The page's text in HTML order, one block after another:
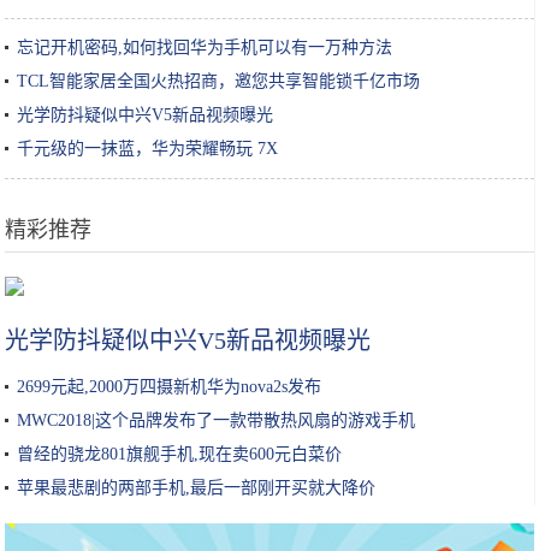
忘记开机密码,如何找回华为手机可以有一万种方法
TCL智能家居全国火热招商，邀您共享智能锁千亿市场
光学防抖疑似中兴V5新品视频曝光
千元级的一抹蓝，华为荣耀畅玩 7X
精彩推荐
秋天护肤攻略，这些必备水乳就差你没有了！唤醒肌肤活力只需4步
光学防抖疑似中兴V5新品视频曝光
2699元起,2000万四摄新机华为nova2s发布
MWC2018|这个品牌发布了一款带散热风扇的游戏手机
曾经的骁龙801旗舰手机,现在卖600元白菜价
苹果最悲剧的两部手机,最后一部刚开买就大降价